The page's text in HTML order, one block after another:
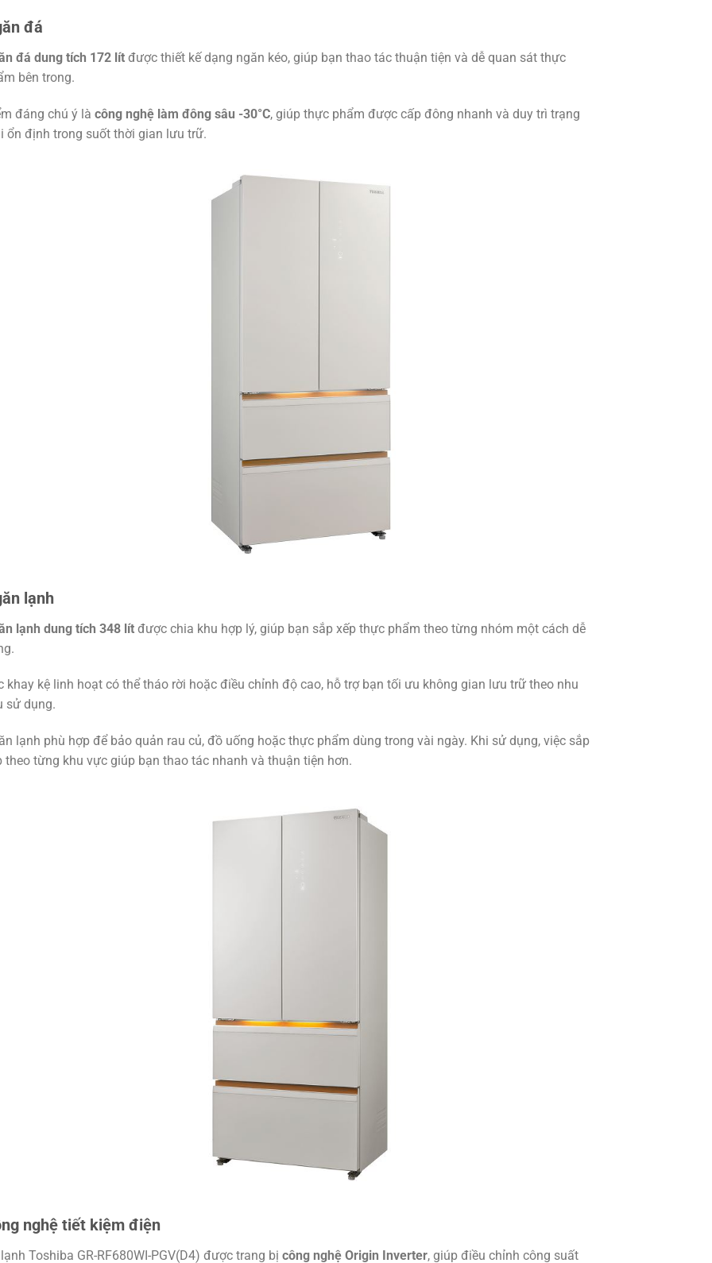
đá
đá dung tích 172 lít được thiết kế dạng ngăn kéo, giúp bạn thao tác thuận tiện và dễ quan sát thực
bên trong.
đáng chú ý là công nghệ làm đông sâu -30°C, giúp thực phẩm được cấp đông nhanh và duy trì trạng
ổn định trong suốt thời gian lưu trữ.
lạnh
lạnh dung tích 348 lít được chia khu hợp lý, giúp bạn sắp xếp thực phẩm theo từng nhóm một cách dễ
khay kệ linh hoạt có thể tháo rời hoặc điều chỉnh độ cao, hỗ trợ bạn tối ưu không gian lưu trữ theo nhu
sử dụng.
lạnh phù hợp để bảo quản rau củ, đồ uống hoặc thực phẩm dùng trong vài ngày. Khi sử dụng, việc sắp
theo từng khu vực giúp bạn thao tác nhanh và thuận tiện hơn.
nghệ tiết kiệm điện
Toshiba GR-RF680WI-PGV(D4) được trang bị công nghệ Origin Inverter, giúp điều chỉnh công suất